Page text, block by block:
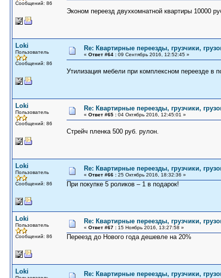
Сообщений: 86
Эконом переезд двухкомнатной квартиры 10000
Loki
Пользователь
Сообщений: 86
Re: Квартирные переезды, грузчики,
« Ответ #64 : 09 Сентябрь 2016, 12:52:45 »
Утилизация мебели при комплексном переезде в
Loki
Пользователь
Сообщений: 86
Re: Квартирные переезды, грузчики,
« Ответ #65 : 04 Октябрь 2016, 12:45:01 »
Стрейч пленка 500 руб. рулон.
Loki
Пользователь
Сообщений: 86
Re: Квартирные переезды, грузчики,
« Ответ #66 : 25 Октябрь 2016, 18:32:36 »
При покупке 5 роликов – 1 в подарок!
Loki
Пользователь
Сообщений: 86
Re: Квартирные переезды, грузчики,
« Ответ #67 : 15 Ноябрь 2016, 13:27:58 »
Переезд до Нового года дешевле на 20%
Loki Re: Квартирные переезды, грузчики,